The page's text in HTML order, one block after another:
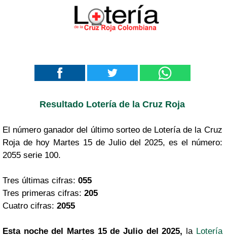
Resultado Lotería de la Cruz Roja
El número ganador del último sorteo de Lotería de la Cruz
Roja de hoy Martes 15 de Julio del 2025, es el número:
2055 serie 100.
Tres últimas cifras: 055
Tres primeras cifras: 205
Cuatro cifras: 2055
Esta noche del Martes 15 de Julio del 2025, la Lotería